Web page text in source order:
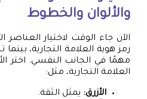
والألوان والخطوط
الآن جاء الوقت لاختيار
رمز هوية العلامة التجارية،
مهمًا في الجانب النفسي. اختر
العلامة التجارية، مثل:
الأزرق: يمثل الثقة.